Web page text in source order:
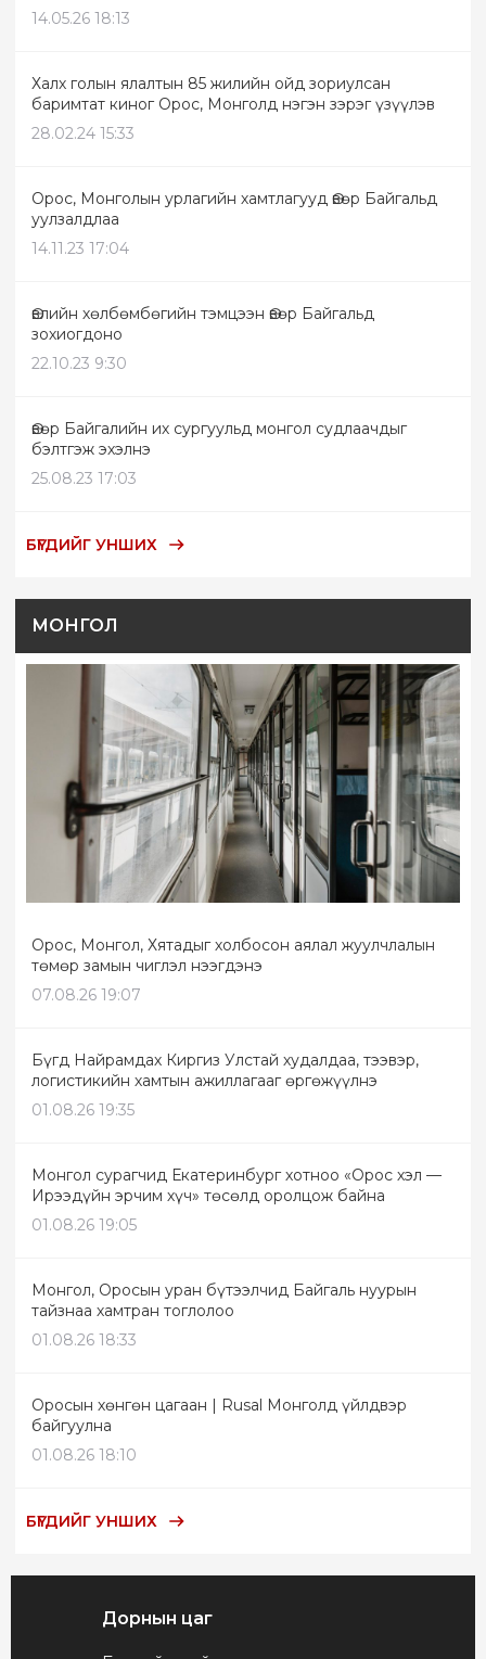
14.05.26 18:13
Халх голын ялалтын 85 жилийн ойд зориулсан
баримтат киног Орос, Монголд нэгэн зэрэг үзүүлэв
28.02.24 15:33
Орос, Монголын урлагийн хамтлагууд Өвөр Байгальд
уулзалдлаа
14.11.23 17:04
Өвлийн хөлбөмбөгийн тэмцээн Өвөр Байгальд
зохиогдоно
22.10.23 9:30
Өвөр Байгалийн их сургуульд монгол судлаачдыг
бэлтгэж эхэлнэ
25.08.23 17:03
БҮГДИЙГ УНШИХ
МОНГОЛ
Орос, Монгол, Хятадыг холбосон аялал жуулчлалын
төмөр замын чиглэл нээгдэнэ
07.08.26 19:07
Бүгд Найрамдах Киргиз Улстай худалдаа, тээвэр,
логистикийн хамтын ажиллагааг өргөжүүлнэ
01.08.26 19:35
Монгол сурагчид Екатеринбург хотноо «Орос хэл —
Ирээдүйн эрчим хүч» төсөлд оролцож байна
01.08.26 19:05
Монгол, Оросын уран бүтээлчид Байгаль нуурын
тайзнаа хамтран тоглолоо
01.08.26 18:33
Оросын хөнгөн цагаан | Rusal Монголд үйлдвэр
байгуулна
01.08.26 18:10
БҮГДИЙГ УНШИХ
Дорнын цаг